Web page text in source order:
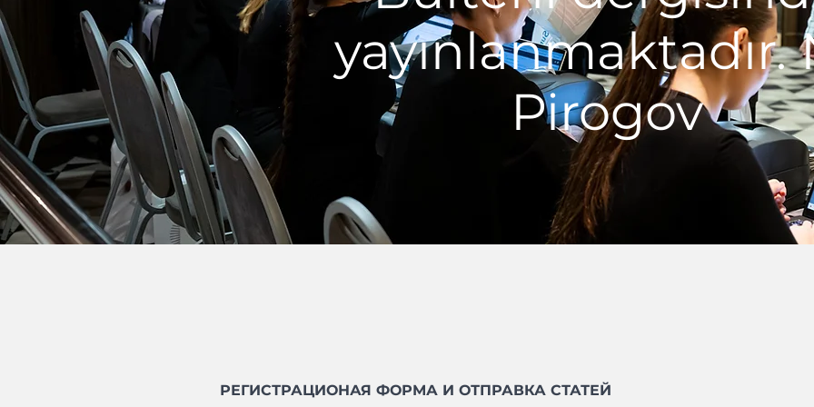
yayınlanmaktadır.
Pirogov
РЕГИСТРАЦИОНАЯ ФОРМА И ОТПРАВКА СТАТЕЙ